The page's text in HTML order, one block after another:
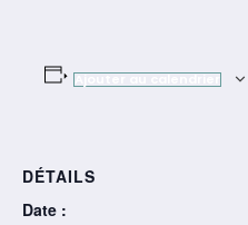
Ajouter au calendrier
DÉTAILS
Date :